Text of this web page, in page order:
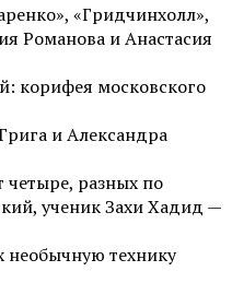
«Гридчинхолл»,
Романова и Анастасия
корифея московского
и Александра
четыре, разных по
ученик Захи Хадид —
необычную технику